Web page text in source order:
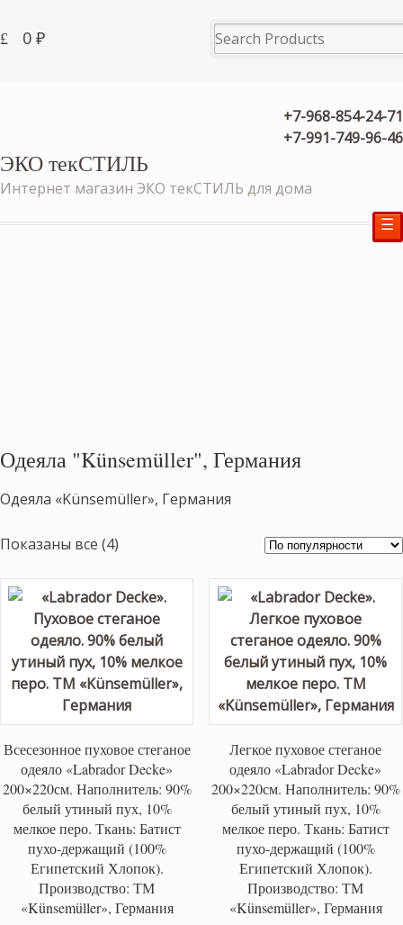
0₽
+7-968-854-24-71
+7-991-749-96-46
ЭКО текСТИЛЬ
Интернет магазин ЭКО текСТИЛЬ для дома
☰
Одеяла "Künsemüller", Германия
Одеяла «Künsemüller», Германия
Показаны все (4)
популярности
Всесезонное пуховое стеганое
одеяло «Labrador Decke»
200×220см. Наполнитель: 90%
белый утиный пух, 10%
мелкое перо. Ткань: Батист
пухо-держащий (100%
Египетский Хлопок).
Производство: ТМ
«Künsemüller», Германия
Легкое пуховое стеганое
одеяло «Labrador Decke»
200×220см. Наполнитель: 90%
белый утиный пух, 10%
мелкое перо. Ткань: Батист
пухо-держащий (100%
Египетский Хлопок).
Производство: ТМ
«Künsemüller», Германия